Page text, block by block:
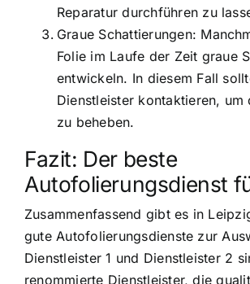
Reparatur durchführen zu
Graue Schattierungen:
Folie im Laufe der Zeit graue
entwickeln. In diesem Fall
Dienstleister kontaktieren, um
zu beheben.
Fazit: Der beste
Autofolierungsdienst
Zusammenfassend gibt es in
gute Autofolierungsdienste zur
Dienstleister 1 und Dienstleister 2
renommierte Dienstleister, die